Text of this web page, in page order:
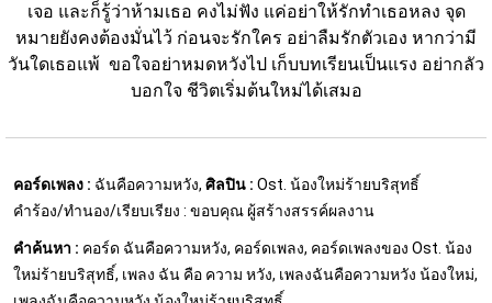
เจอ และก็รู้ว่าห้ามเธอ คงไม่ฟัง แค่อย่าให้รักทำเธอหลง จุด
หมายยังคงต้องมั่นไว้ ก่อนจะรักใคร อย่าลืมรักตัวเอง หากว่ามี
วันใดเธอแพ้  ขอใจอย่าหมดหวังไป เก็บบทเรียนเป็นแรง อย่ากลัว
บอกใจ ชีวิตเริ่มต้นใหม่ได้เสมอ
คอร์ดเพลง : ฉันคือความหวัง, ศิลปิน : Ost. น้องใหม่ร้ายบริสุทธิ์
คำร้อง/ทำนอง/เรียบเรียง : ขอบคุณ ผู้สร้างสรรค์ผลงาน
คำค้นหา : คอร์ด ฉันคือความหวัง, คอร์ดเพลง, คอร์ดเพลงของ Ost. น้อง
ใหม่ร้ายบริสุทธิ์, เพลง ฉัน คือ ความ หวัง, เพลงฉันคือความหวัง น้องใหม่,